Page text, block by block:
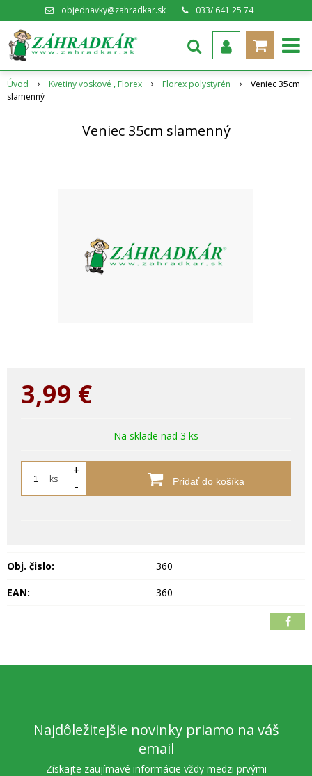
objednavky@zahradkar.sk 033/ 641 25 74
Úvod Kvetiny voskové , Florex Florex polystyrén
Veniec 35cm
slamenný
Veniec 35cm slamenný
3,99 €
Na sklade nad 3 ks
ks
+
-
Pridať do košíka
Obj. čislo:
360
EAN:
360
Najdôležitejšie novinky priamo na váš
email
Získajte zaujímavé informácie vždy medzi prvými